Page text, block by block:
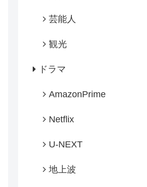
芸能人
観光
ドラマ
AmazonPrime
Netflix
U-NEXT
地上波